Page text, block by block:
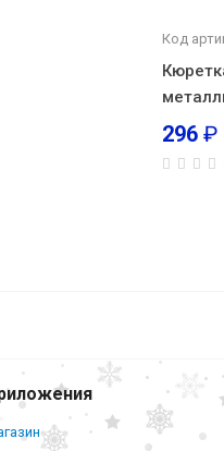
Код
296 ₽
200 мл, 15 штук